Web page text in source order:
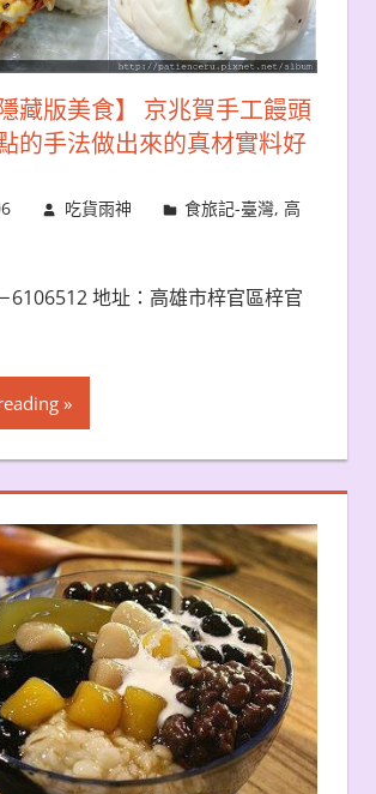
藏版美食】 京兆賀手工饅頭
的手法做出來的真材實料好
吃貨雨神 食旅記-臺灣,高
6106512 地址：高雄市梓官區梓官